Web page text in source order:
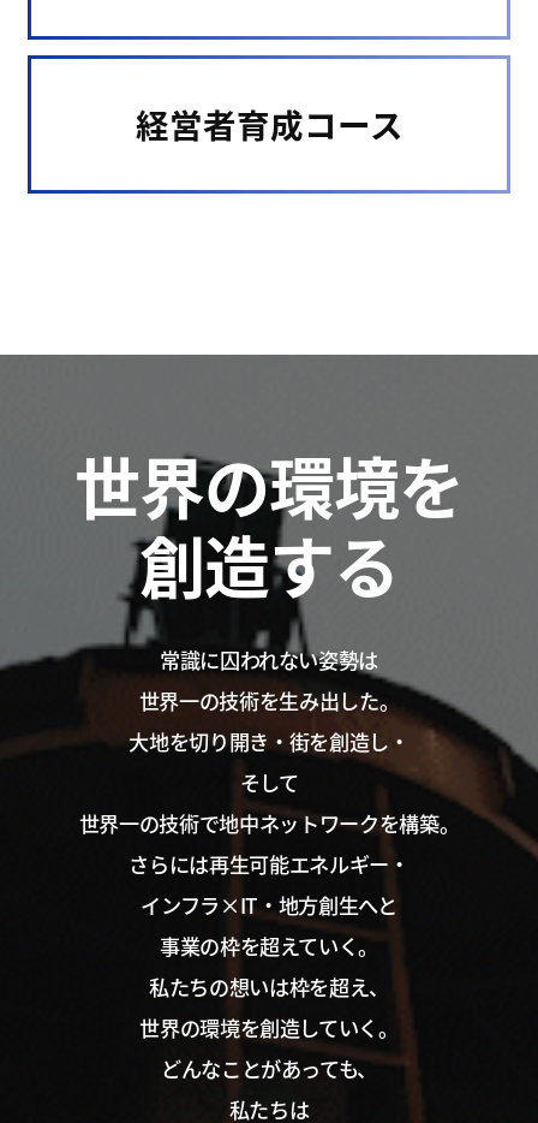
経営者育成コース
世界の環境を
創造する
常識に囚われない姿勢は
世界一の技術を生み出した。
大地を切り開き・街を創造し・
そして
世界一の技術で地中ネットワークを構築。
さらには再生可能エネルギー・
インフラ×IT・地方創生へと
事業の枠を超えていく。
私たちの想いは枠を超え、
世界の環境を創造していく。
どんなことがあっても、
私たちは